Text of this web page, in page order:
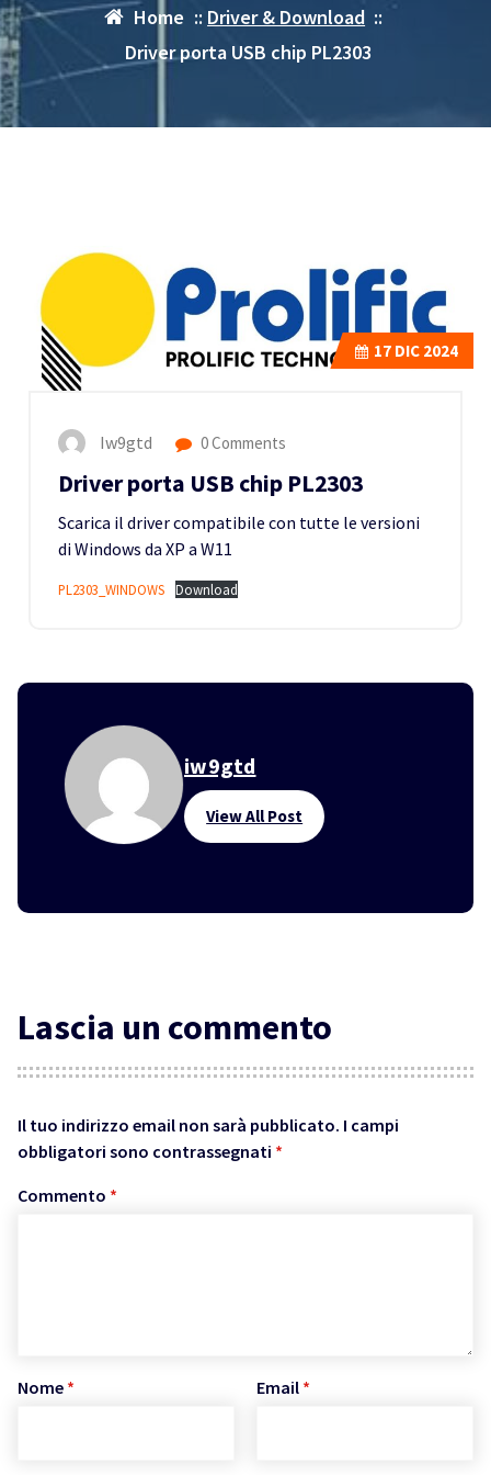
Home :: Driver & Download ::
Driver porta USB chip PL2303
17 DIC 2024
Iw9gtd 0 Comments
Driver porta USB chip PL2303
Scarica il driver compatibile con tutte le versioni
di Windows da XP a W11
PL2303_WINDOWS Download
iw9gtd
View All Post
Lascia un commento
Il tuo indirizzo email non sarà pubblicato. I campi
obbligatori sono contrassegnati *
Commento *
Nome * Email *